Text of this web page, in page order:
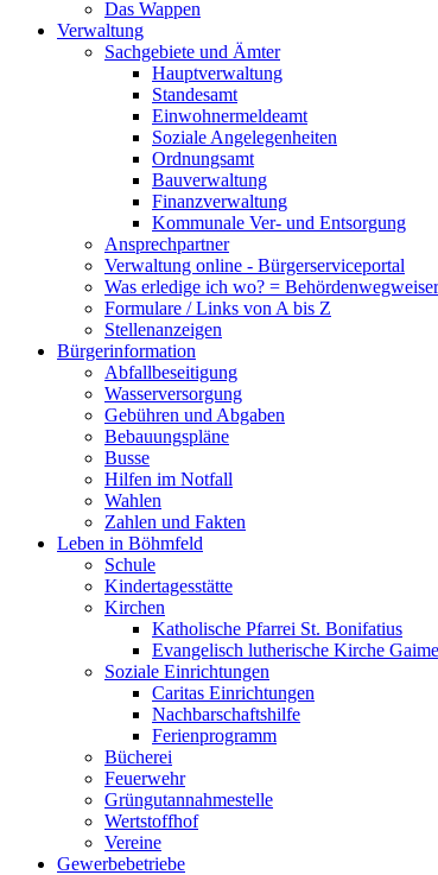
Das Wappen
Verwaltung
Sachgebiete und Ämter
Hauptverwaltung
Standesamt
Einwohnermeldeamt
Soziale Angelegenheiten
Ordnungsamt
Bauverwaltung
Finanzverwaltung
Kommunale Ver- und Entsorgung
Ansprechpartner
Verwaltung online - Bürgerserviceportal
Was erledige ich wo? = Behördenwegweiser
Formulare / Links von A bis Z
Stellenanzeigen
Bürgerinformation
Abfallbeseitigung
Wasserversorgung
Gebühren und Abgaben
Bebauungspläne
Busse
Hilfen im Notfall
Wahlen
Zahlen und Fakten
Leben in Böhmfeld
Schule
Kindertagesstätte
Kirchen
Katholische Pfarrei St. Bonifatius
Evangelisch lutherische Kirche
Soziale Einrichtungen
Caritas Einrichtungen
Nachbarschaftshilfe
Ferienprogramm
Bücherei
Feuerwehr
Grüngutannahmestelle
Wertstoffhof
Vereine
Gewerbebetriebe